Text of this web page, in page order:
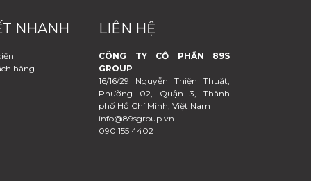
NHANH
hàng
LIÊN HỆ
CÔNG TY CỔ PHẦN 89S
GROUP
16/16/29 Nguyễn Thiện Thuật,
Phường 02, Quận 3, Thành
phố Hồ Chí Minh, Việt Nam
info@89sgroup.vn
090 155 4402